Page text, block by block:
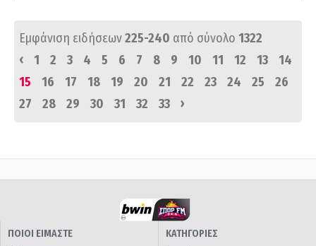
Εμφάνιση ειδήσεων225-240 από σύνολο 1322
‹
1 2 3 4 5 6 7 8 9 10 11 12 13
14
15
16 17 18 19 20 21 22 23 24 25
26
27
28 29 30 31 32 33 ›
ΠΟΙΟΙ ΕΙΜΑΣΤΕ
ΚΑΤΗΓΟΡΙΕΣ